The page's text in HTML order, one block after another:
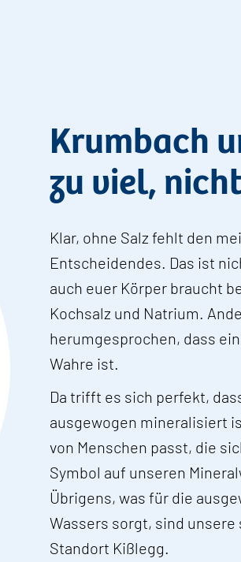
Krumbach
zu viel,
Klar, ohne Salz fehlt den
Entscheidendes. Das ist
auch euer Körper braucht
Kochsalz und Natrium.
herumgesprochen, dass
Wahre ist.
Da trifft es sich perfekt,
ausgewogen mineralisiert
von Menschen passt, die
Symbol auf unseren
Übrigens, was für die
Wassers sorgt, sind
Standort Kißlegg.